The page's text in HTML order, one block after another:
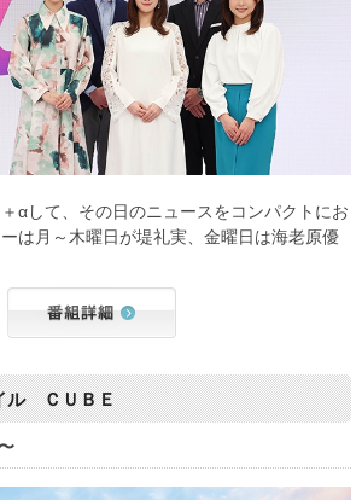
αして、その日のニュースをコンパクトにお
は月～木曜日が堤礼実、金曜日は海老原優
ル ＣＵＢＥ